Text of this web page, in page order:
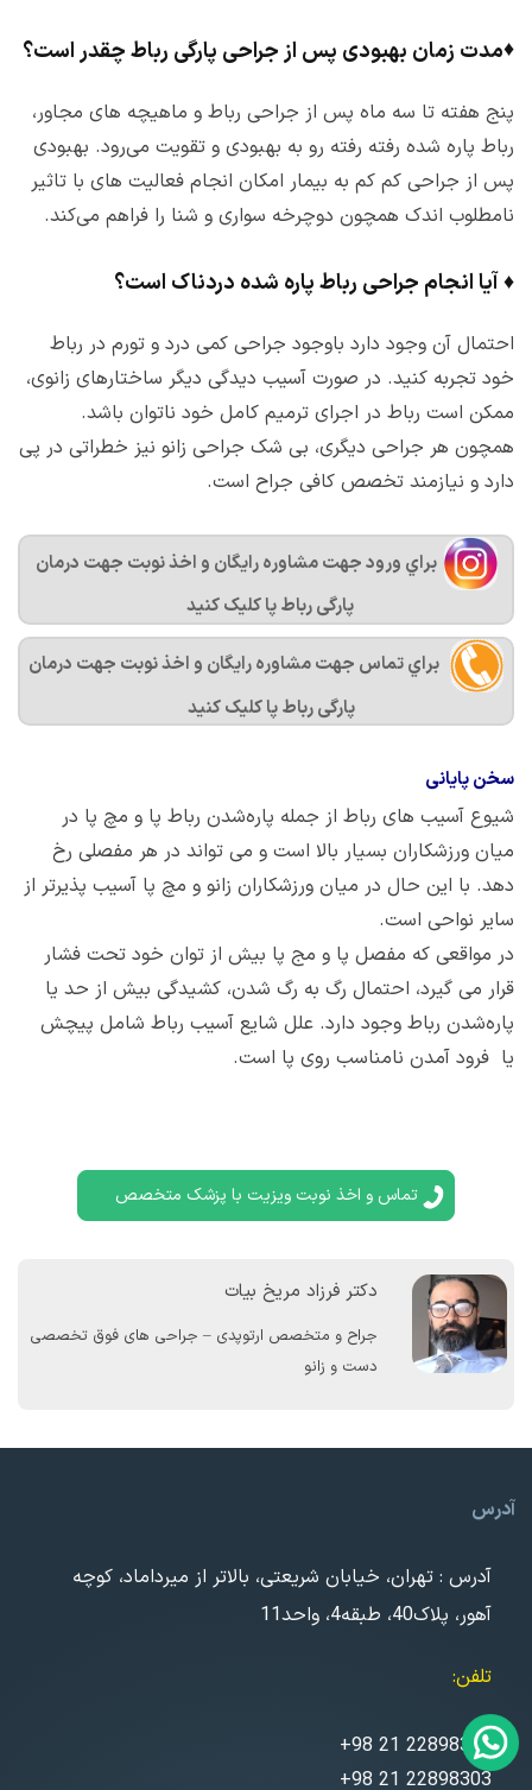
♦مدت زمان بهبودی پس از جراحی پارگی رباط چقدر است؟
پنج هفته تا سه ماه پس از جراحی رباط و ماهیچه های مجاور،
رباط پاره شده رفته رفته رو به بهبودی و تقویت می‌رود. بهبودی
پس از جراحی کم کم به بیمار امکان انجام فعالیت های با تاثیر
نامطلوب اندک همچون دوچرخه سواری و شنا را فراهم می‌کند.
♦آیا انجام جراحی رباط پاره شده دردناک است؟
احتمال آن وجود دارد باوجود جراحی کمی درد و تورم در رباط
خود تجربه کنید. در صورت آسیب دیدگی دیگر ساختارهای زانوی،
ممکن است رباط در اجرای ترمیم کامل خود ناتوان باشد.
همچون هر جراحی دیگری، بی شک جراحی زانو نیز خطراتی در پی
دارد و نیازمند تخصص کافی جراح است.
براي ورود جهت مشاوره رايگان و اخذ نوبت جهت درمان
پارگی رباط پا کليک کنيد
براي تماس جهت مشاوره رايگان و اخذ نوبت جهت درمان
پارگی رباط پا کليک کنيد
سخن پایانی
شیوع آسیب های رباط از جمله پاره‌شدن رباط پا و مچ پا در
میان ورزشکاران بسیار بالا است و می تواند در هر مفصلی رخ
دهد. با این حال در میان ورزشکاران زانو و مچ پا آسیب پذیرتر از
سایر نواحی است.
در مواقعی که مفصل پا و مج پا بیش از توان خود تحت فشار
قرار می گیرد، احتمال رگ به رگ شدن، کشیدگی بیش از حد یا
پاره‌شدن رباط وجود دارد. علل شایع آسیب رباط شامل پیچش
یا فرود آمدن نامناسب روی پا است.
تماس و اخذ نوبت ویزیت با پزشک متخصص
دکتر فرزاد مریخ بیات
جراح و متخصص ارتوپدی – جراحی های فوق تخصصی
دست و زانو
آدرس
آدرس : تهران، خیابان شریعتی، بالاتر از میرداماد، کوچه
آهور، پلاک40، طبقه4، واحد11
تلفن
+98 21 22898302
+98 21 22898303